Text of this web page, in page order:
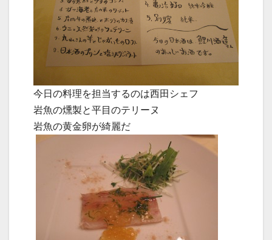
今日の料理を担当するのは西田シェフ
岩魚の燻製と平目のテリーヌ
岩魚の黄金卵が綺麗だ